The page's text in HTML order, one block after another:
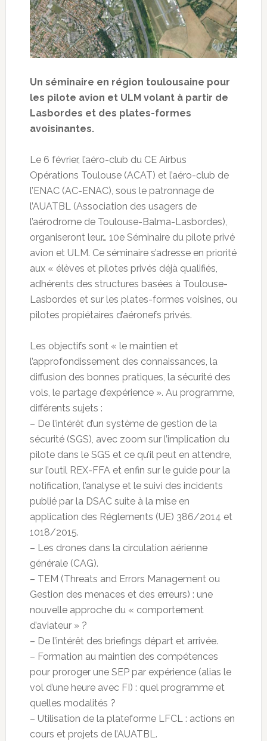
Un séminaire en région toulousaine pour
les pilote avion et ULM volant à partir de
Lasbordes et des plates-formes
avoisinantes.
Le 6 février, l’aéro-club du CE Airbus
Opérations Toulouse (ACAT) et l’aéro-club de
l’ENAC (AC-ENAC), sous le patronnage de
l’AUATBL (Association des usagers de
l’aérodrome de Toulouse-Balma-Lasbordes),
organiseront leur… 10e Séminaire du pilote privé
avion et ULM. Ce séminaire s’adresse en priorité
aux « élèves et pilotes privés déjà qualifiés,
adhérents des structures basées à Toulouse-
Lasbordes et sur les plates-formes voisines, ou
pilotes propiétaires d’aéronefs privés.
Les objectifs sont « le maintien et
l’approfondissement des connaissances, la
diffusion des bonnes pratiques, la sécurité des
vols, le partage d’expérience ». Au programme,
différents sujets :
– De l’intérêt d’un système de gestion de la
sécurité (SGS), avec zoom sur l’implication du
pilote dans le SGS et ce qu’il peut en attendre,
sur l’outil REX-FFA et enfin sur le guide pour la
notification, l’analyse et le suivi des incidents
publié par la DSAC suite à la mise en
application des Réglements (UE) 386/2014 et
1018/2015.
– Les drones dans la circulation aérienne
générale (CAG).
– TEM (Threats and Errors Management ou
Gestion des menaces et des erreurs) : une
nouvelle approche du « comportement
d’aviateur » ?
– De l’intérêt des briefings départ et arrivée.
– Formation au maintien des compétences
pour proroger une SEP par expérience (alias le
vol d’une heure avec FI) : quel programme et
quelles modalités ?
– Utilisation de la plateforme LFCL : actions en
cours et projets de l’AUATBL.